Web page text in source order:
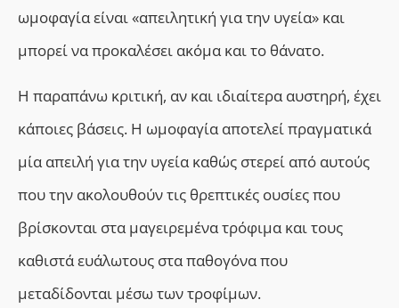
ωμοφαγία είναι «απειλητική για την υγεία» και
μπορεί να προκαλέσει ακόμα και το θάνατο.
Η παραπάνω κριτική, αν και ιδιαίτερα αυστηρή, έχει
κάποιες βάσεις. Η ωμοφαγία αποτελεί πραγματικά
μία απειλή για την υγεία καθώς στερεί από αυτούς
που την ακολουθούν τις θρεπτικές ουσίες που
βρίσκονται στα μαγειρεμένα τρόφιμα και τους
καθιστά ευάλωτους στα παθογόνα που
μεταδίδονται μέσω των τροφίμων.